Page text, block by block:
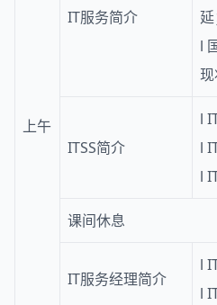
上午
IT服务简介
延
l
现
ITSS简介
l
l
l
课间休息
IT服务经理简介
l
l